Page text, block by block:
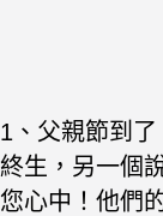
1、父親節到
終生，另一個
您心中！他們